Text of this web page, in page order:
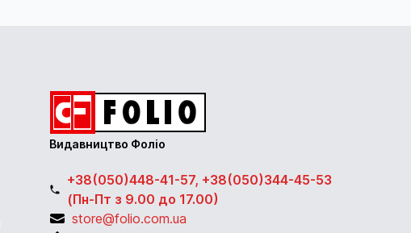
Видавництво Фоліо
+38(050)448-41-57, +38(050)344-45-53
(Пн-Пт з 9.00 до 17.00)
store@folio.com.ua